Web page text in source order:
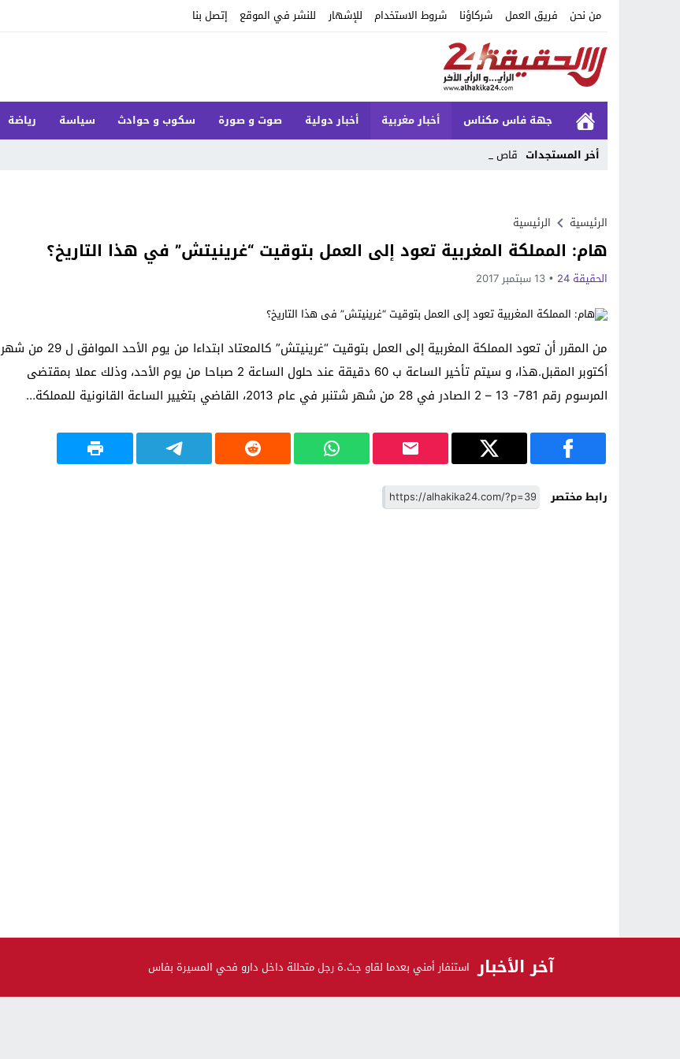
من نحن فريق العمل شركاؤنا شروط الاستخدام للإشهار للنشر في الموقع إتصل بنا
جهة فاس مكناس أخبار مغربية أخبار دولية صوت و صورة سكوب و حوادث سياسة رياضة
أخر المستجدات قاصر من _
Previous
Next
الرئيسية الرئيسية
هام: المملكة المغربية تعود إلى العمل بتوقيت “غرينيتش” في هذا التاريخ؟
الحقيقة 24 13 سبتمبر 2017
من المقرر أن تعود المملكة المغربية إلى العمل بتوقيت “غرينيتش” كالمعتاد ابتداءا من يوم الأحد الموافق ل 29 من شهر
أكتوبر المقبل.هذا، و سيتم تأخير الساعة ب 60 دقيقة عند حلول الساعة 2 صباحا من يوم الأحد، وذلك عملا بمقتضى
المرسوم رقم 781- 13 – 2 الصادر في 28 من شهر شتنبر في عام 2013، القاضي بتغيير الساعة القانونية للمملكة…
رابط مختصر
صحة و جمال
آخر الأخبار استنفار أمني بعدما لقاو جث.ة رجل متحللة داخل دارو فحي المسيرة بفاس